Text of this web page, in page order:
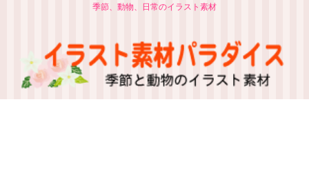
季節、動物、日常のイラスト素材